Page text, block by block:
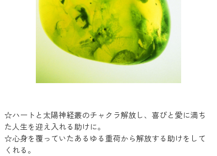
☆ハートと太陽神経叢のチャクラ解放し、喜びと愛に満ち
た人生を迎え入れる助けに。
☆心身を覆っていたあるゆる重荷から解放する助けをして
くれる。